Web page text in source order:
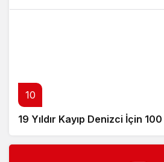
10
19 Yıldır Kayıp Denizci İçin